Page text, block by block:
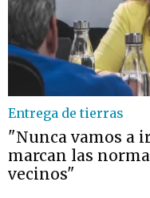
Entrega de tierras
"Nunca vamos a
marcan las
vecinos"